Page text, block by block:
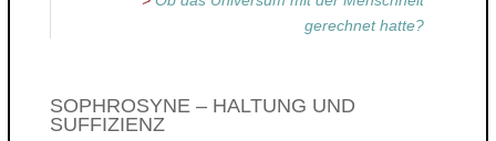
gerechnet hatte?
SOPHROSYNE – HALTUNG UND
SUFFIZIENZ